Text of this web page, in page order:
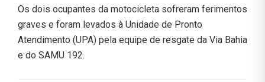
Os dois ocupantes da motocicleta sofreram ferimentos
graves e foram levados à Unidade de Pronto
Atendimento (UPA) pela equipe de resgate da Via Bahia
e do SAMU 192.